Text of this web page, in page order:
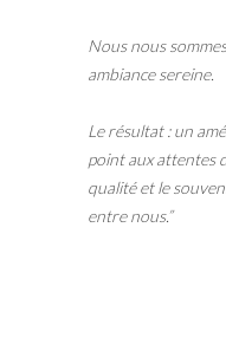
Nous nous
ambiance sereine.
Le résultat : un
point aux attentes
qualité et le
entre nous.”